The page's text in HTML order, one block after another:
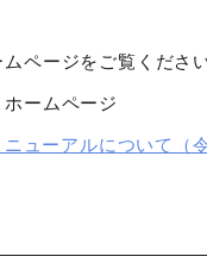
ページをご覧ください
ームページ
ニューアルについて（